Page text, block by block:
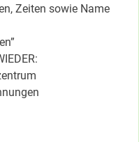
Zeiten sowie Name